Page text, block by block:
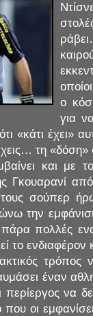
ο
για
«κάτι έχει»
τη «δόση»
και με
Γκουαρανί
σούπερ
την
πολλές
το ενδιαφέρον
τρόπος
έναν
περίεργος να
οι